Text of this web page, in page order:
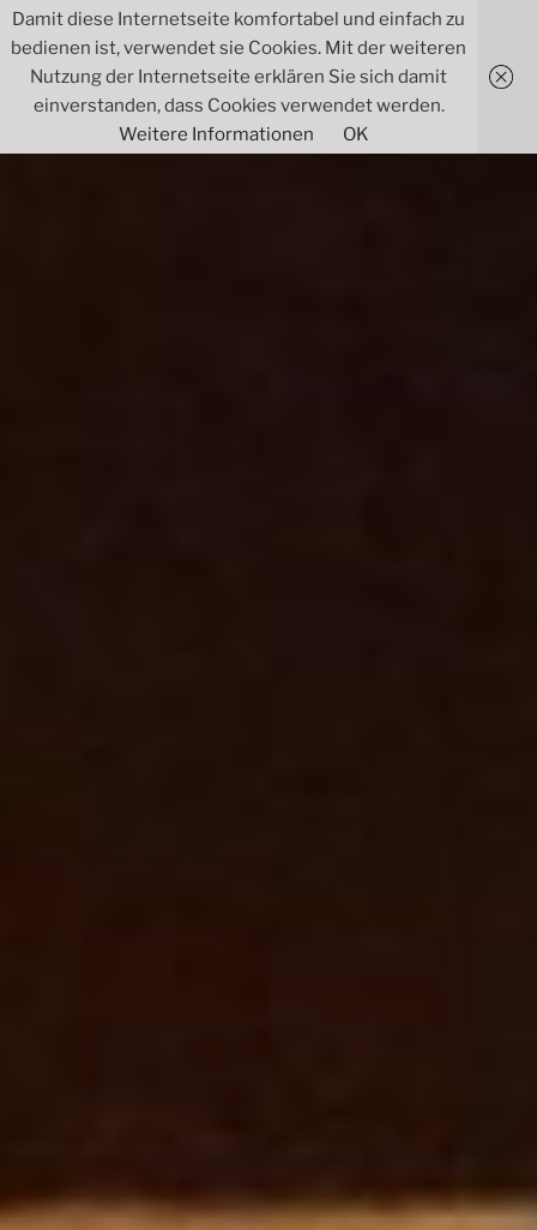
Zum
Inhalt
springen
Damit diese Internetseite komfortabel und einfach zu
bedienen ist, verwendet sie Cookies. Mit der weiteren
Nutzung der Internetseite erklären Sie sich damit
einverstanden, dass Cookies verwendet werden.
Weitere Informationen
OK